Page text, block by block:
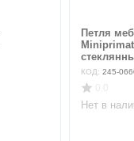
Петля
КОД: 245-
Нет в